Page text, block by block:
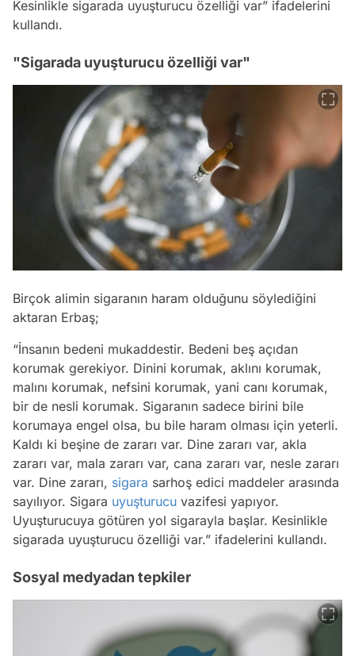
Kesinlikle sigarada uyuşturucu özelliği var” ifadelerini
kullandı.
"Sigarada uyuşturucu özelliği var"
Birçok alimin sigaranın haram olduğunu söylediğini
aktaran Erbaş;
“İnsanın bedeni mukaddestir. Bedeni beş açıdan
korumak gerekiyor. Dinini korumak, aklını korumak,
malını korumak, nefsini korumak, yani canı korumak,
bir de nesli korumak. Sigaranın sadece birini bile
korumaya engel olsa, bu bile haram olması için yeterli.
Kaldı ki beşine de zararı var. Dine zararı var, akla
zararı var, mala zararı var, cana zararı var, nesle zararı
var. Dine zararı, sigara sarhoş edici maddeler arasında
sayılıyor. Sigara uyuşturucu vazifesi yapıyor.
Uyuşturucuya götüren yol sigarayla başlar. Kesinlikle
sigarada uyuşturucu özelliği var.” ifadelerini kullandı.
Sosyal medyadan tepkiler